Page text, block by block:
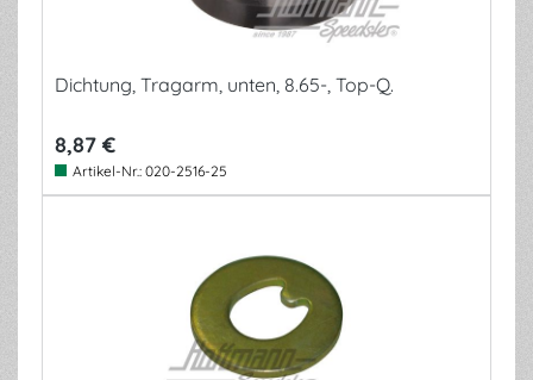
Dichtung, Tragarm, unten, 8.65-, Top-Q.
8,87 €
Artikel-Nr.: 020-2516-25